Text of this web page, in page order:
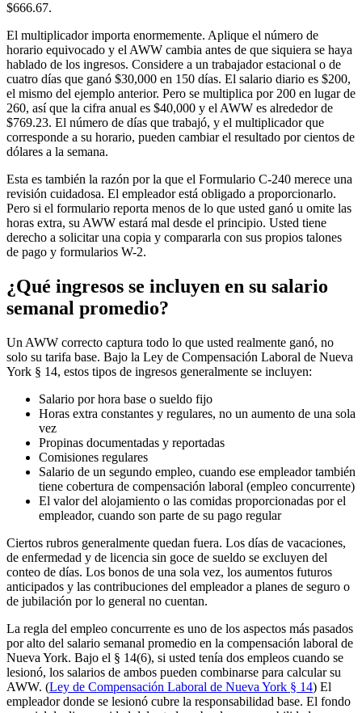
$666.67.
El multiplicador importa enormemente. Aplique el número de
horario equivocado y el AWW cambia antes de que siquiera se haya
hablado de los ingresos. Considere a un trabajador estacional o de
cuatro días que ganó $30,000 en 150 días. El salario diario es $200,
el mismo del ejemplo anterior. Pero se multiplica por 200 en lugar de
260, así que la cifra anual es $40,000 y el AWW es alrededor de
$769.23. El número de días que trabajó, y el multiplicador que
corresponde a su horario, pueden cambiar el resultado por cientos de
dólares a la semana.
Esta es también la razón por la que el Formulario C-240 merece una
revisión cuidadosa. El empleador está obligado a proporcionarlo.
Pero si el formulario reporta menos de lo que usted ganó u omite las
horas extra, su AWW estará mal desde el principio. Usted tiene
derecho a solicitar una copia y compararla con sus propios talones
de pago y formularios W-2.
¿Qué ingresos se incluyen en su salario
semanal promedio?
Un AWW correcto captura todo lo que usted realmente ganó, no
solo su tarifa base. Bajo la Ley de Compensación Laboral de Nueva
York § 14, estos tipos de ingresos generalmente se incluyen:
Salario por hora base o sueldo fijo
Horas extra constantes y regulares, no un aumento de una sola
vez
Propinas documentadas y reportadas
Comisiones regulares
Salario de un segundo empleo, cuando ese empleador también
tiene cobertura de compensación laboral (empleo concurrente)
El valor del alojamiento o las comidas proporcionadas por el
empleador, cuando son parte de su pago regular
Ciertos rubros generalmente quedan fuera. Los días de vacaciones,
de enfermedad y de licencia sin goce de sueldo se excluyen del
conteo de días. Los bonos de una sola vez, los aumentos futuros
anticipados y las contribuciones del empleador a planes de seguro o
de jubilación por lo general no cuentan.
La regla del empleo concurrente es uno de los aspectos más pasados
por alto del salario semanal promedio en la compensación laboral de
Nueva York. Bajo el § 14(6), si usted tenía dos empleos cuando se
lesionó, los salarios de ambos pueden combinarse para calcular su
AWW. (Ley de Compensación Laboral de Nueva York § 14) El
empleador donde se lesionó cubre la responsabilidad base. El fondo